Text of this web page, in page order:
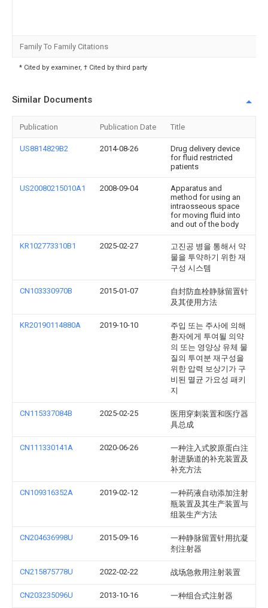
Family To Family Citations
* Cited by examiner, † Cited by third party
Similar Documents
Publication Publication Date Title
US8814829B2 2014-08-26
Drug delivery device
for fluid restricted
patients
US20080215010A1 2008-09-04
Apparatus and
method for using an
intraosseous space
for moving fluid into
and out of the body
KR102773310B1 2025-02-27
고진공 병을 통해서 약
물을 투약하기 위한 재
구성 시스템
CN103330970B 2015-01-07
自封防血栓静脉留置针
及其使用方法
KR20190114880A 2019-10-10
주입 또는 주사에 의해
환자에게 투여될 의약
의 또는 영양상 유체 물
질의 투여분 재구성을
위한 압력 보상기가 구
비된 멸균 가요성 패키
지
CN115337084B 2025-02-25
医用穿刺装置和医疗器
具总成
CN111330141A 2020-06-26
一种注入式胶原蛋白注
射进肠道的补充装置及
补充方法
CN109316352A 2019-02-12
一种药液自动添加注射
瓶装置及其生产装置与
组装生产方法
CN204636998U 2015-09-16
一种静脉留置针用抗凝
剂注射器
CN215875778U 2022-02-22 战场急救用注射装置
CN203235096U 2013-10-16 一种组合式注射器